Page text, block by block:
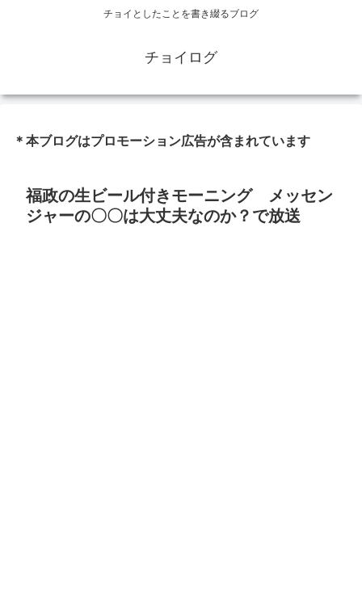
チョイとしたことを書き綴るブログ
チョイログ
＊本ブログはプロモーション広告が含まれています
福政の生ビール付きモーニング メッセン
ジャーの〇〇は大丈夫なのか？で放送